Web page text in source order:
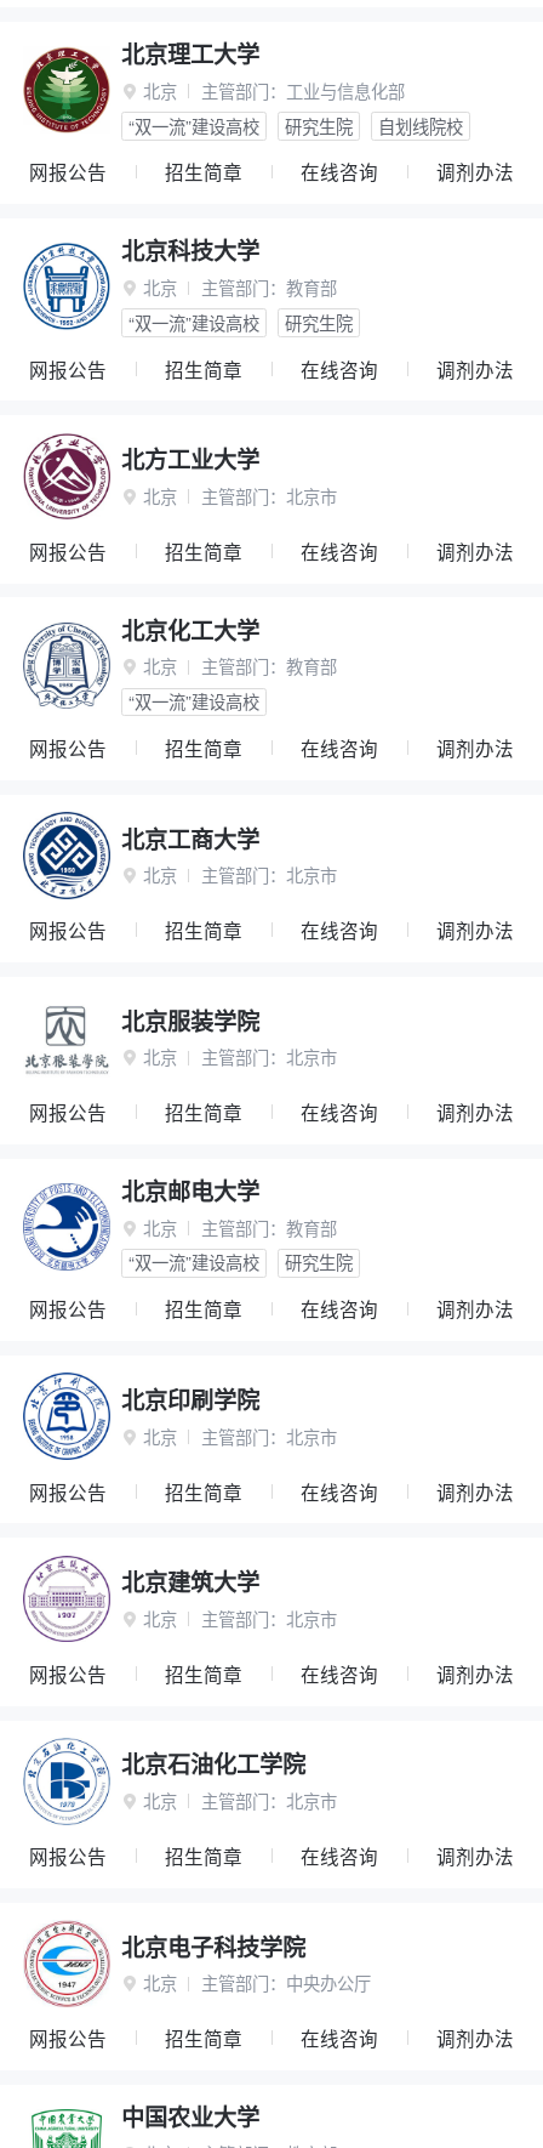
北京理工大学
 北京 主管部门： 工业与信息化部
“双一流”建设高校
研究生院 自划线院校
网报公告 招生简章 在线咨询 调剂办法
北京科技大学
 北京 主管部门： 教育部
“双一流”建设高校
研究生院
网报公告 招生简章 在线咨询 调剂办法
北方工业大学
 北京 主管部门： 北京市
网报公告 招生简章 在线咨询 调剂办法
北京化工大学
 北京 主管部门： 教育部
“双一流”建设高校
网报公告 招生简章 在线咨询 调剂办法
北京工商大学
 北京 主管部门： 北京市
网报公告 招生简章 在线咨询 调剂办法
北京服装学院
 北京 主管部门： 北京市
网报公告 招生简章 在线咨询 调剂办法
北京邮电大学
 北京 主管部门： 教育部
“双一流”建设高校
研究生院
网报公告 招生简章 在线咨询 调剂办法
北京印刷学院
 北京 主管部门： 北京市
网报公告 招生简章 在线咨询 调剂办法
北京建筑大学
 北京 主管部门： 北京市
网报公告 招生简章 在线咨询 调剂办法
北京石油化工学院
 北京 主管部门： 北京市
网报公告 招生简章 在线咨询 调剂办法
北京电子科技学院
 北京 主管部门： 中央办公厅
网报公告 招生简章 在线咨询 调剂办法
中国农业大学